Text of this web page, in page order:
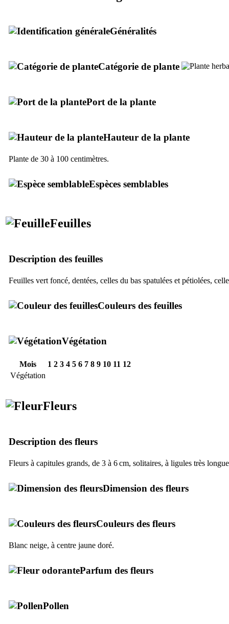
Généralités
Catégorie de plante
Port de la plante
Hauteur de la plante
Plante de 30 à 100 centimètres.
Espèces semblables
Feuilles
Description des feuilles
Feuilles vert foncé, dentées, celles du bas spatulées et pétiolées,
Couleurs des feuilles
Végétation
Mois 1 2 3 4 5 6 7 8 9 10 11 12
Végétation
Fleurs
Description des fleurs
Fleurs à capitules grands, de 3 à 6 cm, solitaires, à ligules très
Dimension des fleurs
Couleurs des fleurs
Blanc neige, à centre jaune doré.
Parfum des fleurs
Pollen